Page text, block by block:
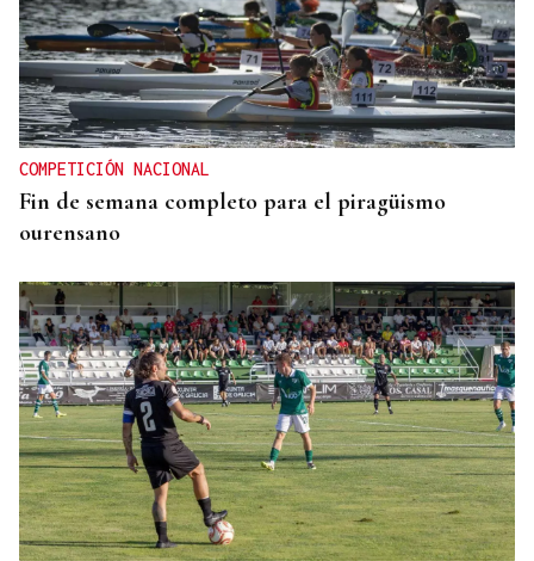
COMPETICIÓN NACIONAL
Fin de semana completo para el piragüismo
ourensano